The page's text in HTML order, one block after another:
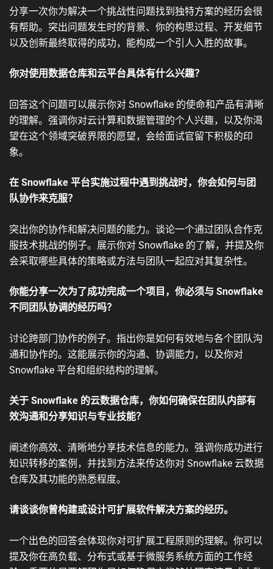
分享一次你为解决一个挑战性问题找到独特方案的经历会很
有帮助。突出问题发生时的背景、你的构思过程、开发细节
以及创新最终取得的成功，能构成一个引人入胜的故事。
你对使用数据仓库和云平台具体有什么兴趣？
回答这个问题可以展示你对 Snowflake 的使命和产品有清晰
的理解。强调你对云计算和数据管理的个人兴趣，以及你渴
望在这个领域突破界限的愿望，会给面试官留下积极的印
象。
在 Snowflake 平台实施过程中遇到挑战时，你会如何与团
队协作来克服？
突出你的协作和解决问题的能力。谈论一个通过团队合作克
服技术挑战的例子。展示你对 Snowflake 的了解，并提及你
会采取哪些具体的策略或方法与团队一起应对其复杂性。
你能分享一次为了成功完成一个项目，你必须与 Snowflake
不同团队协调的经历吗？
讨论跨部门协作的例子。指出你是如何有效地与各个团队沟
通和协作的。这能展示你的沟通、协调能力，以及你对
Snowflake 平台和组织结构的理解。
关于 Snowflake 的云数据仓库，你如何确保在团队内部有
效沟通和分享知识与专业技能？
阐述你高效、清晰地分享技术信息的能力。强调你成功进行
知识转移的案例，并找到方法来传达你对 Snowflake 云数据
仓库及其功能的熟悉程度。
请谈谈你曾构建或设计可扩展软件解决方案的经历。
一个出色的回答会体现你对可扩展工程原则的理解。你可以
提及你在高负载、分布式或基于微服务系统方面的工作经